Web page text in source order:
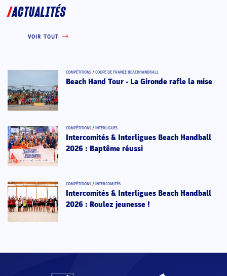
ACTUALITÉS
VOIR TOUT
COMPÉTITIONS / COUPE DE FRANCE BEACHHANDBALL
Beach Hand Tour - La Gironde rafle la mise
COMPÉTITIONS / INTERLIGUES
Intercomités & Interligues Beach Handball
2026 : Baptême réussi
COMPÉTITIONS / INTERCOMITÉS
Intercomités & Interligues Beach Handball
2026 : Roulez jeunesse !